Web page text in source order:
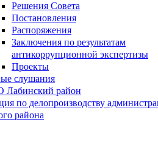
Решения Совета
Постановления
Распоряжения
Заключения по результатам
антикоррупционной экспертизы
Проекты
слушания
Лабинский район
по делопроизводству
района